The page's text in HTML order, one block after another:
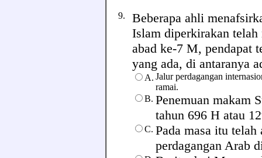
9. Beberapa ahli
Islam diperkirakan
abad ke-7 M, pendapat
yang ada, di antaranya
A. Jalur perdagangan
ramai.
B. Penemuan makam
tahun 696 H atau
C. Pada masa itu
perdagangan Arab